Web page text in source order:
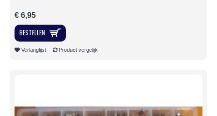
€ 6,95
BESTELLEN
Verlanglijst Product vergelijk